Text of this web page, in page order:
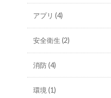
アプリ (4)
安全衛生 (2)
消防(4)
環境 (1)